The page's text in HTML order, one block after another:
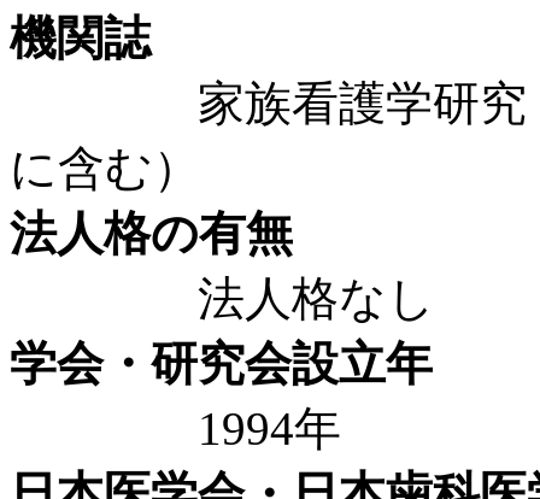
機関誌
家族看護学研究（
に含む）
法人格の有無
法人格なし
学会・研究会設立年
1994年